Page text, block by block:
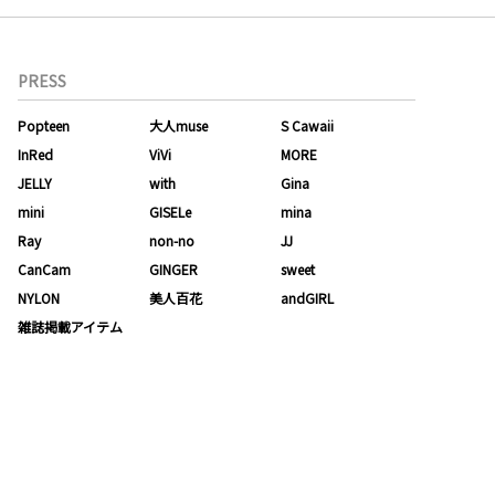
PRESS
Popteen 大人muse
S Cawaii
InRed
ViVi
MORE
JELLY
with
Gina
mini
GISELe
mina
Ray
non-no
JJ
CanCam
GINGER
sweet
NYLON
美人百花
andGIRL
雑誌掲載アイテム